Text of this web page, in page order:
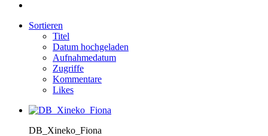
Sortieren
Titel
Datum hochgeladen
Aufnahmedatum
Zugriffe
Kommentare
Likes
DB_Xineko_Fiona